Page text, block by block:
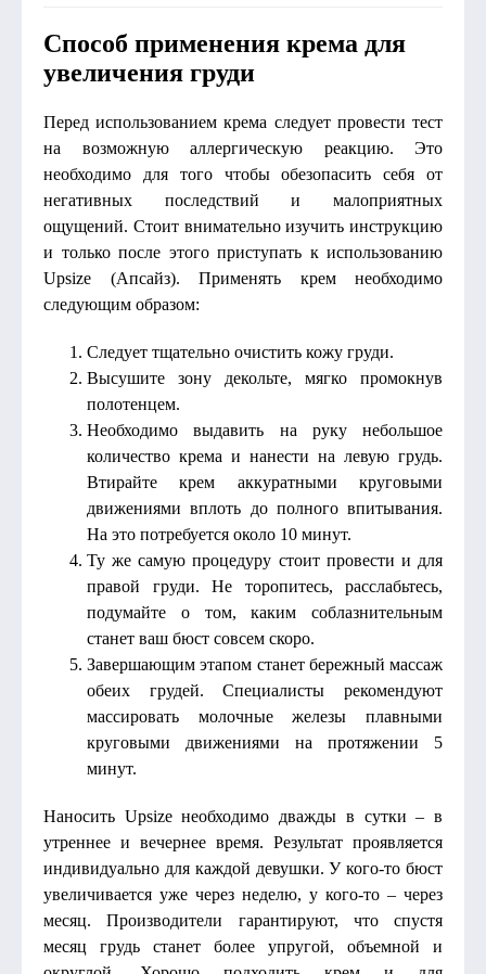
Способ применения крема для
увеличения груди
Перед использованием крема следует провести тест
на возможную аллергическую реакцию. Это
необходимо для того чтобы обезопасить себя от
негативных последствий и малоприятных
ощущений. Стоит внимательно изучить инструкцию
и только после этого приступать к использованию
Upsize (Апсайз). Применять крем необходимо
следующим образом:
Следует тщательно очистить кожу груди.
Высушите зону декольте, мягко промокнув
полотенцем.
Необходимо выдавить на руку небольшое
количество крема и нанести на левую грудь.
Втирайте крем аккуратными круговыми
движениями вплоть до полного впитывания.
На это потребуется около 10 минут.
Ту же самую процедуру стоит провести и для
правой груди. Не торопитесь, расслабьтесь,
подумайте о том, каким соблазнительным
станет ваш бюст совсем скоро.
Завершающим этапом станет бережный массаж
обеих грудей. Специалисты рекомендуют
массировать молочные железы плавными
круговыми движениями на протяжении 5
минут.
Наносить Upsize необходимо дважды в сутки – в
утреннее и вечернее время. Результат проявляется
индивидуально для каждой девушки. У кого-то бюст
увеличивается уже через неделю, у кого-то – через
месяц. Производители гарантируют, что спустя
месяц грудь станет более упругой, объемной и